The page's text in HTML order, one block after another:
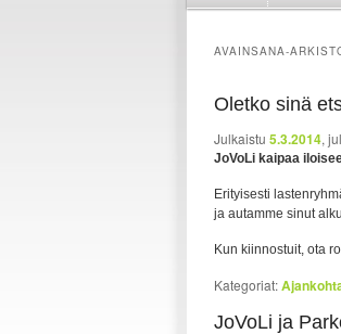
AVAINSANA-
Oletko sinä
Julkaistu 5.3.2014,
JoVoLi kaipaa
Erityisesti
ja autamme sinut
Kun kiinnostuit, ota
Kategoriat:
JoVoLi ja